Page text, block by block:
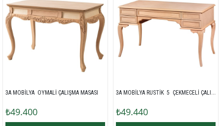
3A MOBİLYA  OYMALİ ÇALIŞMA MASASI
₺49.400
3A MOBİLYA RUSTİK  5  ÇEKMECELİ ÇALIŞMA MASASI
₺49.440